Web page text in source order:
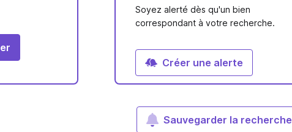
Soyez alerté dès qu'un bien
correspondant à votre recherche.
Créer une alerte
Sauvegarder la recherche